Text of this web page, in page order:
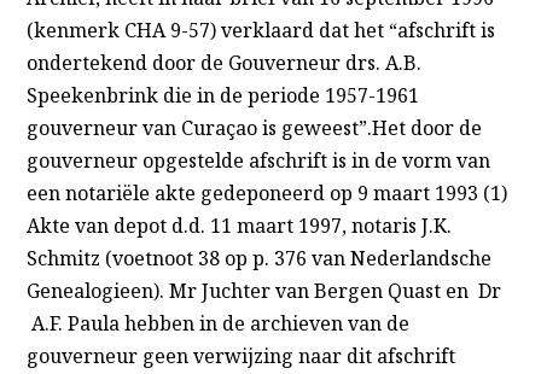
(kenmerk CHA 9-57) verklaard dat het “afschrift is
ondertekend door de Gouverneur drs. A.B.
Speekenbrink die in de periode 1957-1961
gouverneur van Curaçao is geweest”.Het door de
gouverneur opgestelde afschrift is in de vorm van
een notariële akte gedeponeerd op 9 maart 1993 (1)
Akte van depot d.d. 11 maart 1997, notaris J.K.
Schmitz (voetnoot 38 op p. 376 van Nederlandsche
Genealogieen). Mr Juchter van Bergen Quast en Dr
A.F. Paula hebben in de archieven van de
gouverneur geen verwijzing naar dit afschrift